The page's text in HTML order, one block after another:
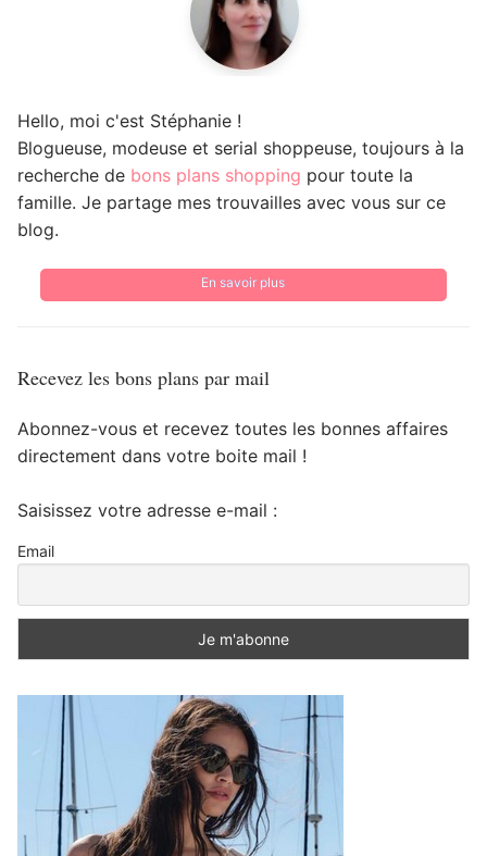
Hello, moi c'est Stéphanie !
Blogueuse, modeuse et serial shoppeuse, toujours à la
recherche de bons plans shopping pour toute la
famille. Je partage mes trouvailles avec vous sur ce
blog.
En savoir plus
Recevez les bons plans par mail
Abonnez-vous et recevez toutes les bonnes affaires
directement dans votre boite mail !
Saisissez votre adresse e-mail :
Email